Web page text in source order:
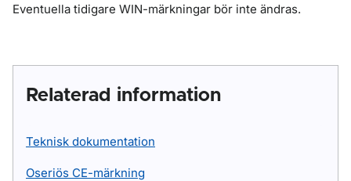
Eventuella tidigare WIN-märkningar bör inte ändras.
Relaterad information
Teknisk dokumentation
Oseriös CE-märkning